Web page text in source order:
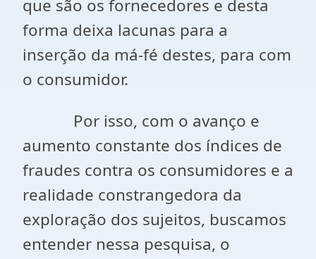
que são os fornecedores e desta
forma deixa lacunas para a
inserção da má-fé destes, para com
o consumidor.
Por isso, com o avanço e
aumento constante dos índices de
fraudes contra os consumidores e a
realidade constrangedora da
exploração dos sujeitos, buscamos
entender nessa pesquisa, o